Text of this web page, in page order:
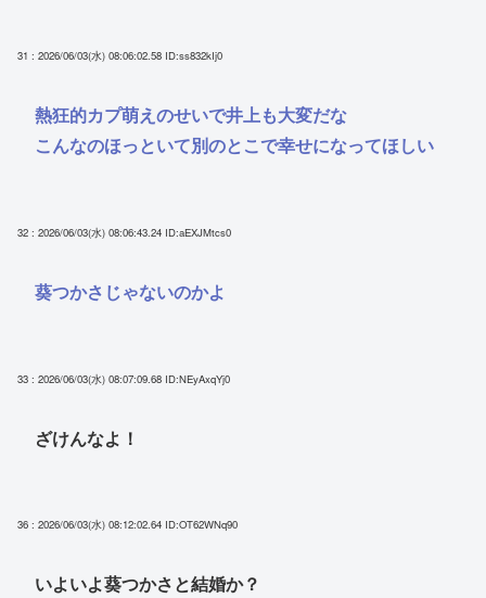
31 : 2026/06/03(水) 08:06:02.58 ID:ss832kIj0
熱狂的カプ萌えのせいで井上も大変だな
こんなのほっといて別のとこで幸せになってほしい
32 : 2026/06/03(水) 08:06:43.24 ID:aEXJMtcs0
葵つかさじゃないのかよ
33 : 2026/06/03(水) 08:07:09.68 ID:NEyAxqYj0
ざけんなよ！
36 : 2026/06/03(水) 08:12:02.64 ID:OT62WNq90
いよいよ葵つかさと結婚か？